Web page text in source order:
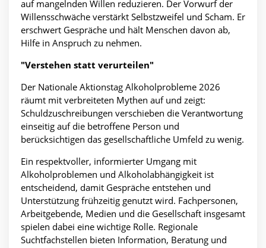
auf mangelnden Willen reduzieren. Der Vorwurf der
Willensschwäche verstärkt Selbstzweifel und Scham. Er
erschwert Gespräche und hält Menschen davon ab,
Hilfe in Anspruch zu nehmen.
"Verstehen statt verurteilen"
Der Nationale Aktionstag Alkoholprobleme 2026
räumt mit verbreiteten Mythen auf und zeigt:
Schuldzuschreibungen verschieben die Verantwortung
einseitig auf die betroffene Person und
berücksichtigen das gesellschaftliche Umfeld zu wenig.
Ein respektvoller, informierter Umgang mit
Alkoholproblemen und Alkoholabhängigkeit ist
entscheidend, damit Gespräche entstehen und
Unterstützung frühzeitig genutzt wird. Fachpersonen,
Arbeitgebende, Medien und die Gesellschaft insgesamt
spielen dabei eine wichtige Rolle. Regionale
Suchtfachstellen bieten Information, Beratung und